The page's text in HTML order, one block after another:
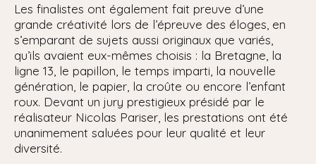
Les finalistes ont également fait preuve d’une
grande créativité lors de l’épreuve des éloges, en
s’emparant de sujets aussi originaux que variés,
qu’ils avaient eux-mêmes choisis : la Bretagne, la
ligne 13, le papillon, le temps imparti, la nouvelle
génération, le papier, la croûte ou encore l’enfant
roux. Devant un jury prestigieux présidé par le
réalisateur Nicolas Pariser, les prestations ont été
unanimement saluées pour leur qualité et leur
diversité.